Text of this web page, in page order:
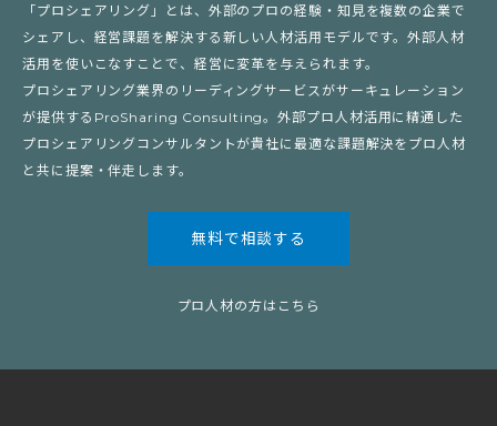
「プロシェアリング」とは、外部のプロの経験・知見を複数の企業で
シェアし、経営課題を解決する新しい人材活用モデルです。外部人材
活用を使いこなすことで、経営に変革を与えられます。
プロシェアリング業界のリーディングサービスがサーキュレーション
が提供するProSharing Consulting。外部プロ人材活用に精通した
プロシェアリングコンサルタントが貴社に最適な課題解決をプロ人材
と共に提案・伴走します。
無料で相談する
プロ人材の方はこちら